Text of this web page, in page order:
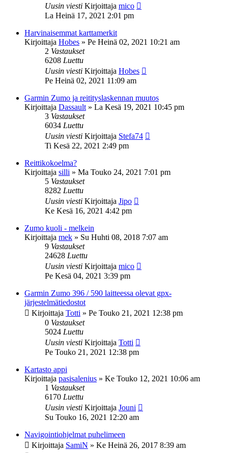
Uusin viesti Kirjoittaja mico
La Heinä 17, 2021 2:01 pm
Harvinaisemmat karttamerkit
Kirjoittaja Hobes » Pe Heinä 02, 2021 10:21 am
2 Vastaukset
6208 Luettu
Uusin viesti Kirjoittaja Hobes
Pe Heinä 02, 2021 11:09 am
Garmin Zumo ja reitityslaskennan muutos
Kirjoittaja Dassault » La Kesä 19, 2021 10:45 pm
3 Vastaukset
6034 Luettu
Uusin viesti Kirjoittaja Stefa74
Ti Kesä 22, 2021 2:49 pm
Reittikokoelma?
Kirjoittaja silli » Ma Touko 24, 2021 7:01 pm
5 Vastaukset
8282 Luettu
Uusin viesti Kirjoittaja Jipo
Ke Kesä 16, 2021 4:42 pm
Zumo kuoli - melkein
Kirjoittaja mek » Su Huhti 08, 2018 7:07 am
9 Vastaukset
24628 Luettu
Uusin viesti Kirjoittaja mico
Pe Kesä 04, 2021 3:39 pm
Garmin Zumo 396 / 590 laitteessa olevat gpx-
järjestelmätiedostot
Kirjoittaja Totti » Pe Touko 21, 2021 12:38 pm
0 Vastaukset
5024 Luettu
Uusin viesti Kirjoittaja Totti
Pe Touko 21, 2021 12:38 pm
Kartasto appi
Kirjoittaja pasisalenius » Ke Touko 12, 2021 10:06 am
1 Vastaukset
6170 Luettu
Uusin viesti Kirjoittaja Jouni
Su Touko 16, 2021 12:20 am
Navigointiohjelmat puhelimeen
Kirjoittaja SamiN » Ke Heinä 26, 2017 8:39 am